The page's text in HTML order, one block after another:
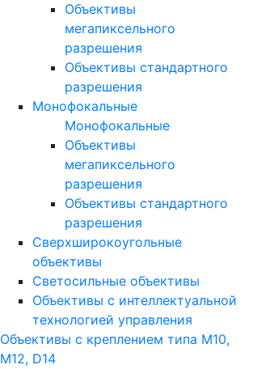
Объективы
мегапиксельного
разрешения
Объективы стандартного
разрешения
Монофокальные
Монофокальные
Объективы
мегапиксельного
разрешения
Объективы стандартного
разрешения
Сверхширокоугольные
объективы
Светосильные объективы
Объективы с интеллектуальной
технологией управления
Объективы с креплением типа M10,
M12, D14